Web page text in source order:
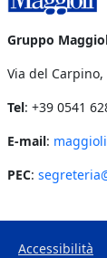
Gruppo
Via del
Tel: +39 0541
E-mail:
PEC:
Accessibilità